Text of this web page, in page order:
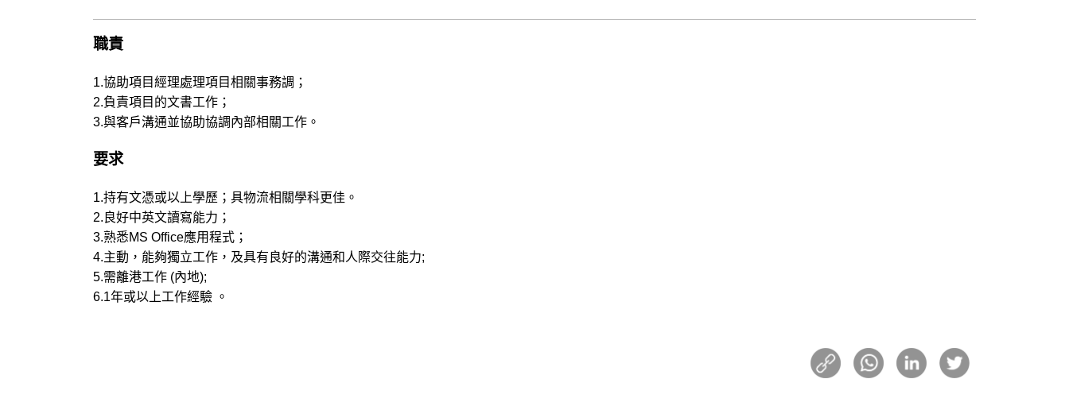
職責
1.協助項目經理處理項目相關事務調；
2.負責項目的文書工作；
3.與客戶溝通並協助協調內部相關工作。
要求
1.持有文憑或以上學歷；具物流相關學科更佳。
2.良好中英文讀寫能力；
3.熟悉MS Office應用程式；
4.主動，能夠獨立工作，及具有良好的溝通和人際交往能力;
5.需離港工作 (內地);
6.1年或以上工作經驗 。